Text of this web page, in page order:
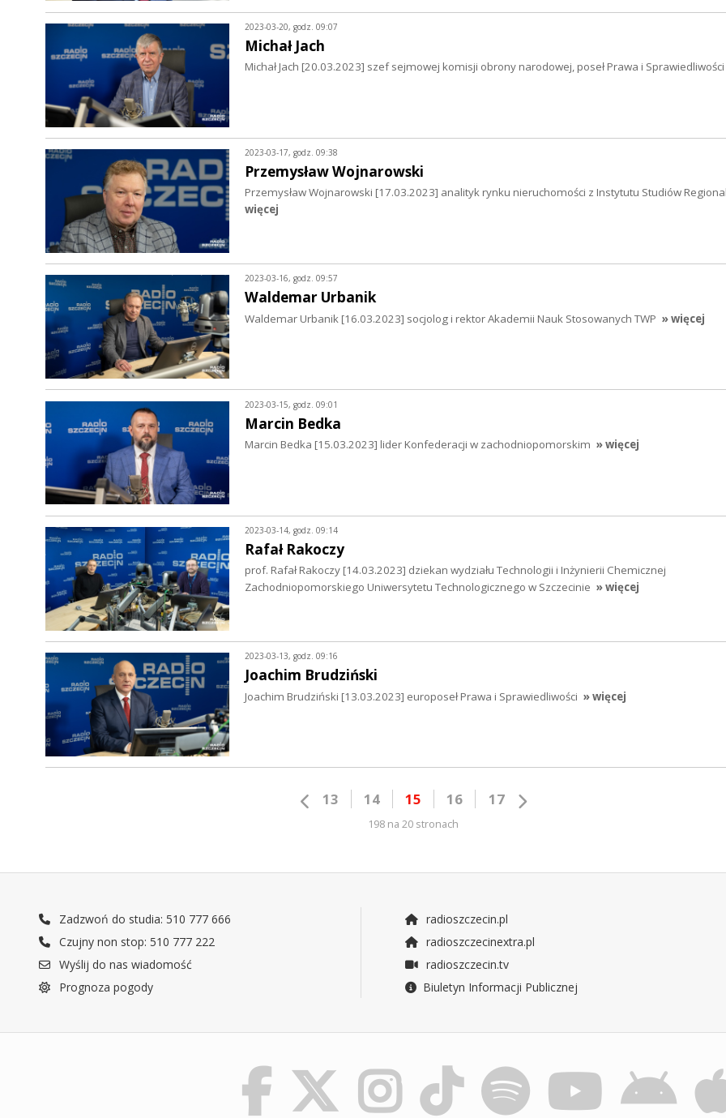
2023-03-20, godz. 09:07
Michał Jach
Michał Jach [20.03.2023] szef sejmowej komisji obrony narodowej, poseł Prawa i Sprawiedliwości
2023-03-17, godz. 09:38
Przemysław Wojnarowski
Przemysław Wojnarowski [17.03.2023] analityk rynku nieruchomości z Instytutu Studiów
więcej
2023-03-16, godz. 09:57
Waldemar Urbanik
Waldemar Urbanik [16.03.2023] socjolog i rektor Akademii Nauk Stosowanych TWP » więcej
2023-03-15, godz. 09:01
Marcin Bedka
Marcin Bedka [15.03.2023] lider Konfederacji w zachodniopomorskim » więcej
2023-03-14, godz. 09:14
Rafał Rakoczy
prof. Rafał Rakoczy [14.03.2023] dziekan wydziału Technologii i Inżynierii Chemicznej
Zachodniopomorskiego Uniwersytetu Technologicznego w Szczecinie » więcej
2023-03-13, godz. 09:16
Joachim Brudziński
Joachim Brudziński [13.03.2023] europoseł Prawa i Sprawiedliwości » więcej
13 14 15 16 17
198 na 20 stronach
Zadzwoń do studia: 510 777 666
Czujny non stop: 510 777 222
Wyślij do nas wiadomość
Prognoza pogody
radioszczecin.pl
radioszczecinextra.pl
radioszczecin.tv
Biuletyn Informacji Publicznej